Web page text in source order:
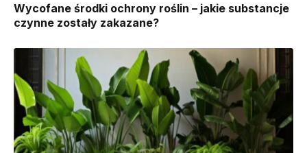
Wycofane środki ochrony roślin – jakie substancje
czynne zostały zakazane?